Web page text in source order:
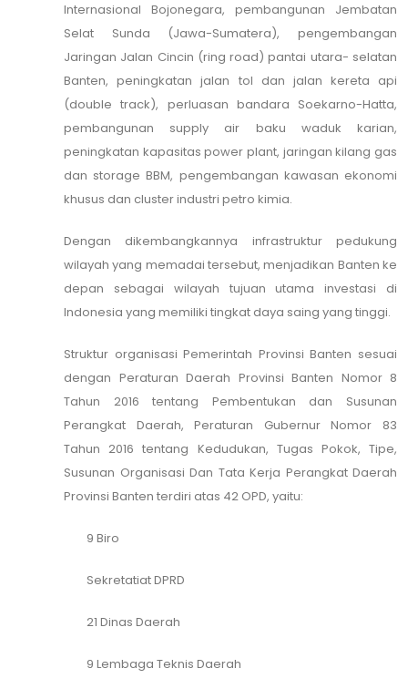
Internasional Bojonegara, pembangunan Jembatan
Selat Sunda (Jawa-Sumatera), pengembangan
Jaringan Jalan Cincin (ring road) pantai utara- selatan
Banten, peningkatan jalan tol dan jalan kereta api
(double track), perluasan bandara Soekarno-Hatta,
pembangunan supply air baku waduk karian,
peningkatan kapasitas power plant, jaringan kilang gas
dan storage BBM, pengembangan kawasan ekonomi
khusus dan cluster industri petro kimia.
Dengan dikembangkannya infrastruktur pedukung
wilayah yang memadai tersebut, menjadikan Banten ke
depan sebagai wilayah tujuan utama investasi di
Indonesia yang memiliki tingkat daya saing yang tinggi.
Struktur organisasi Pemerintah Provinsi Banten sesuai
dengan Peraturan Daerah Provinsi Banten Nomor 8
Tahun 2016 tentang Pembentukan dan Susunan
Perangkat Daerah, Peraturan Gubernur Nomor 83
Tahun 2016 tentang Kedudukan, Tugas Pokok, Tipe,
Susunan Organisasi Dan Tata Kerja Perangkat Daerah
Provinsi Banten terdiri atas 42 OPD, yaitu:
9 Biro
Sekretatiat DPRD
21 Dinas Daerah
9 Lembaga Teknis Daerah